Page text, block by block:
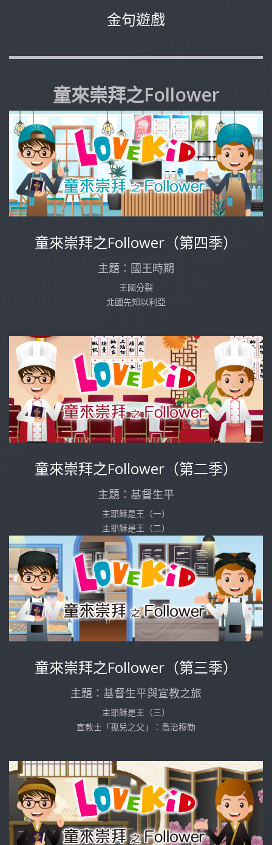
金句遊戲
童來崇拜之Follower
童來崇拜之Follower（第四季）
主題：國王時期
王國分裂
北國先知以利亞
童來崇拜之Follower（第二季）
主題：基督生平
主耶穌是王（一）
主耶穌是王（二）
童來崇拜之Follower（第三季）
主題：基督生平與宣教之旅
主耶穌是王（三）
宣教士「孤兒之父」：喬治穆勒